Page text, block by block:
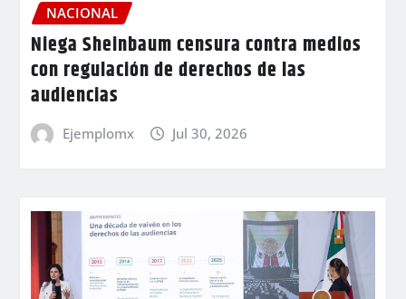
NACIONAL
Niega Sheinbaum censura contra medios
con regulación de derechos de las
audiencias
Ejemplomx Jul 30, 2026